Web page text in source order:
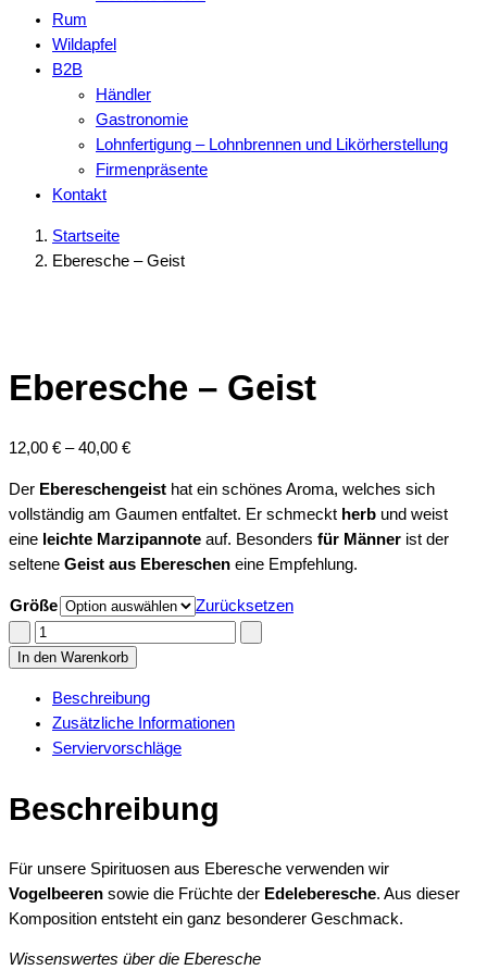
Rum
Wildapfel
B2B
Händler
Gastronomie
Lohnfertigung – Lohnbrennen und Likörherstellung
Firmenpräsente
Kontakt
Startseite
Eberesche – Geist
Eberesche – Geist
12,00 € –40,00 €Preisspanne:
bis
40,00 €
Der Ebereschengeist hat ein schönes Aroma, welches sich
vollständig am Gaumen entfaltet. Er schmeckt herb und weist
eine leichte Marzipannote auf. Besonders für Männer ist der
seltene Geist aus Ebereschen eine Empfehlung.
Größe
Zurücksetzen
Eberesche
quantity
In den Warenkorb
Beschreibung
Zusätzliche Informationen
Serviervorschläge
Beschreibung
Für unsere Spirituosen aus Eberesche verwenden wir
Vogelbeeren sowie die Früchte der Edeleberesche. Aus dieser
Komposition entsteht ein ganz besonderer Geschmack.
Wissenswertes über die Eberesche